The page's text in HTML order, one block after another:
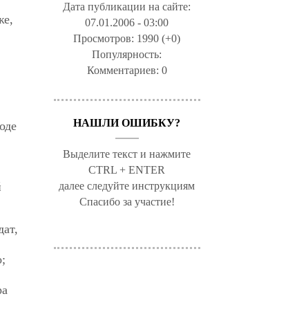
Дата публикации на сайте:
07.01.2006 - 03:00
Просмотров: 1990 (+0)
Популярность:
Комментариев: 0
НАШЛИ ОШИБКУ?
Выделите текст и нажмите
CTRL + ENTER
далее следуйте инструкциям
Спасибо за участие!